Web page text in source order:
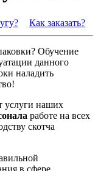
Как заказать?
Обучение
данного
наладить
услуги наших
работе на всех
скотча